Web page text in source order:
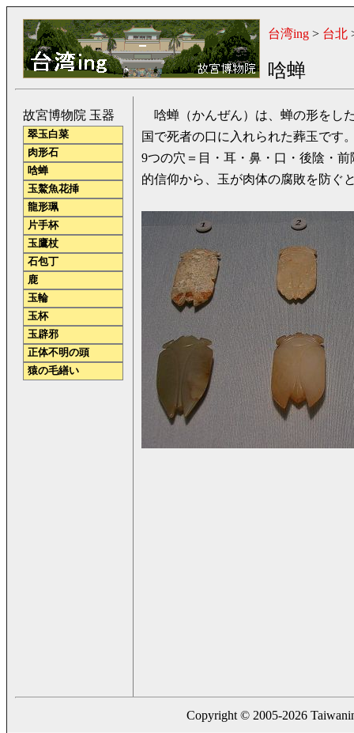
台湾ing > 台北
唅蝉
唅蝉（かんぜん）は、蝉の形をし
国で死者の口に入れられた葬玉です
9つの穴＝目・耳・鼻・口・後陰・
的信仰から、玉が肉体の腐敗を防ぐ
故宮博物院 玉器
翠玉白菜
肉形石
唅蝉
玉鰲魚花挿
龍形珮
片手杯
玉鷹杖
石包丁
鹿
玉輪
玉杯
玉辟邪
正体不明の頭
猿の毛繕い
Copyright © 2005-2026